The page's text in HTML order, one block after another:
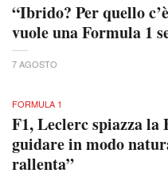
“Ibrido? Per quello
vuole una Formula 1
7 AGOSTO
FORMULA 1
F1, Leclerc spiazza la
guidare in modo
rallenta”